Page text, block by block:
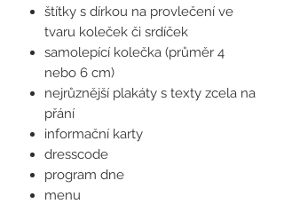
štítky s dírkou na provlečení ve
tvaru koleček či srdíček
samolepící kolečka (průměr 4
nebo 6 cm)
nejrůznější plakáty s texty zcela na
přání
informační karty
dresscode
program dne
menu